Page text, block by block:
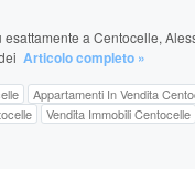
a Centocelle,
Articolo completo »
Appartamenti In Vendita
Vendita Immobili Centocelle